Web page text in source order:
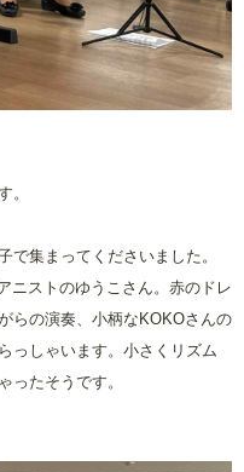
。
で集まってくださいました。
ニストのゆうこさん。赤のドレ
らの演奏、小柄なKOKOさんの
っしゃいます。小さくリズム
ったそうです。